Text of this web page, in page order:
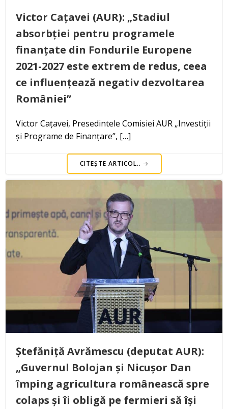
Victor Cațavei (AUR): „Stadiul
absorbției pentru programele
finanțate din Fondurile Europene
2021-2027 este extrem de redus, ceea
ce influențează negativ dezvoltarea
României”
Victor Cațavei, Presedintele Comisiei AUR „Investiții
și Programe de Finanțare”, […]
CITEȘTE ARTICOL..
Ștefăniță Avrămescu (deputat AUR):
„Guvernul Bolojan și Nicușor Dan
împing agricultura românească spre
colaps și îi obligă pe fermieri să își